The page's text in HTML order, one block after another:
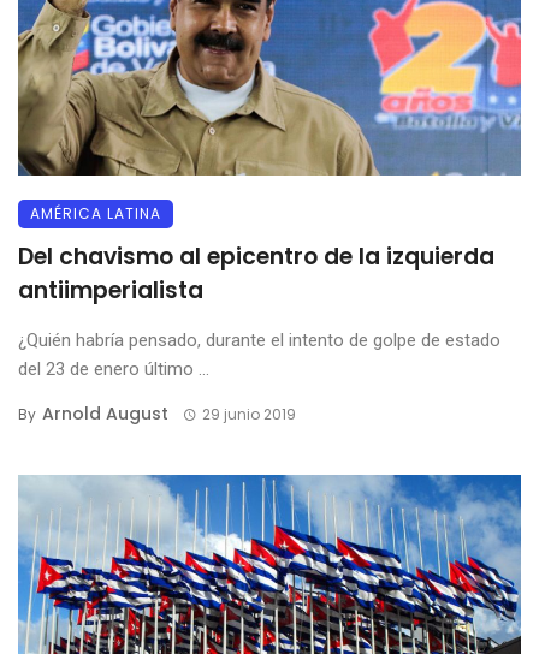
AMÉRICA LATINA
Del chavismo al epicentro de la izquierda
antiimperialista
¿Quién habría pensado, durante el intento de golpe de estado
del 23 de enero último ...
By Arnold August 29 junio 2019